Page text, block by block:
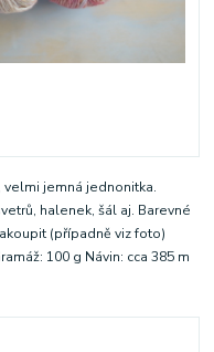
velmi jemná jednonitka.
halenek, šál aj. Barevné
(případně viz foto)
100 g Návin: cca 385 m